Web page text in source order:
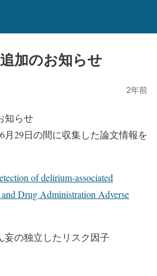
加のお知らせ
2年前
知らせ
月29日の間に収集した論文情報を
of delirium-associated
Drug Administration Adverse
妄の独立したリスク因子